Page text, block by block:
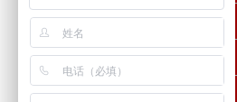
左右江区
黔北黔西区
雪山草地区